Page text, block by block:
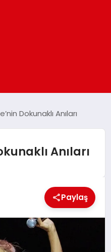
Dokunaklı Anıları
Anıları
Paylaş